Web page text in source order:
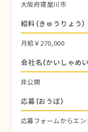
大阪府寝屋川市
給料（きゅうりょう）
月給￥270,000
会社名（かいしゃめい
非公開
応募（おうぼ）
応募フォームからエ